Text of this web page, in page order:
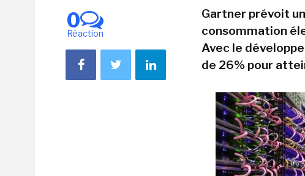
0
Réaction
Gartner prévoit
consommation
Avec le
de 26% pour